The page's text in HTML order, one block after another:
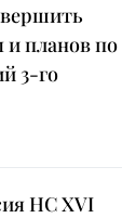
и планов по
3-го
НС XVI